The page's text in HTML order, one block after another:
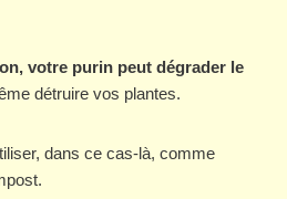
votre purin peut dégrader le
détruire vos plantes.
dans ce cas-là, comme